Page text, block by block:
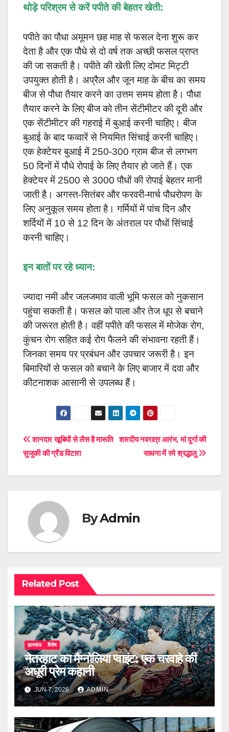
थोड़े परिश्रम से करें पपीते की बेहतर खेती:
पपीते का पौधा अमूमन छह माह से फसल देना शुरू कर
देता है और एक पौधे से दो वर्ष तक अच्छी फसल प्राप्त
की जा सकती है। पपीते की खेती लिए दोमट मिट्टी
उपयुक्त होती है। अप्रैल और जून माह के बीच का समय
बीज से पौधा तैयार करने का उत्तम समय होता है। पौधा
तैयार करने के लिए बीज को तीन सेंटीमीटर की दूरी और
एक सेंटीमीटर की गहराई में बुआई करनी चाहिए। बीज
बुआई के बाद फव्वारें से नियमित सिंचाई करनी चाहिए।
एक हेक्टेयर बुआई में 250-300 ग्राम बीज से लगभग
50 दिनों में पौधे रोपाई के लिए तैयार हो जाते हैं। एक
हेक्टेयर में 2500 से 3000 पौधों की रोपाई बेहतर मानी
जाती है। अगस्त-सितंबर और फरवरी-मार्च पौधरोपण के
लिए अनुकूल समय होता है। गर्मियों में पांच दिन और
शर्दियों में 10 से 12 दिन के अंतराल पर पौधों सिंचाई
करनी चाहिए।
इन बातों पर रहे ध्यान:
ज्यादा नमी और जलजमाव वाली भूमि फसल को नुकसान
पहुंचा सकती है। फसल को पाला और तेज धूप से बचाने
की जरूरत होती है। वहीं पपीते की फसल में मोजेक रोग,
कुंचन रोग सहित कई रोग फैलने की संभावना रहती हैं।
जिनका समय पर प्रबंधन और उपचार जरूरी है। इन
बिमारियों से फसल को बचाने के लिए बाजार में दवा और
कीटनाशक आसानी से उपलब्ध हैं।
Post
navigation
शारदीय नवरात्र आरंभ, मां दुर्गा की
साधना में रमे श्रद्धालु
शानदार खूबियों से लैस है मारूति
सुजुकी की ग्रैंड विटारा
ByAdmin
Related Post
झारखंड विशेष
नेतरहाट का मैग्नोलिया प्वाइंट: एक चरवाहे की
अधूरी प्रेम कहानी
JUN 7, 2026 ADMIN